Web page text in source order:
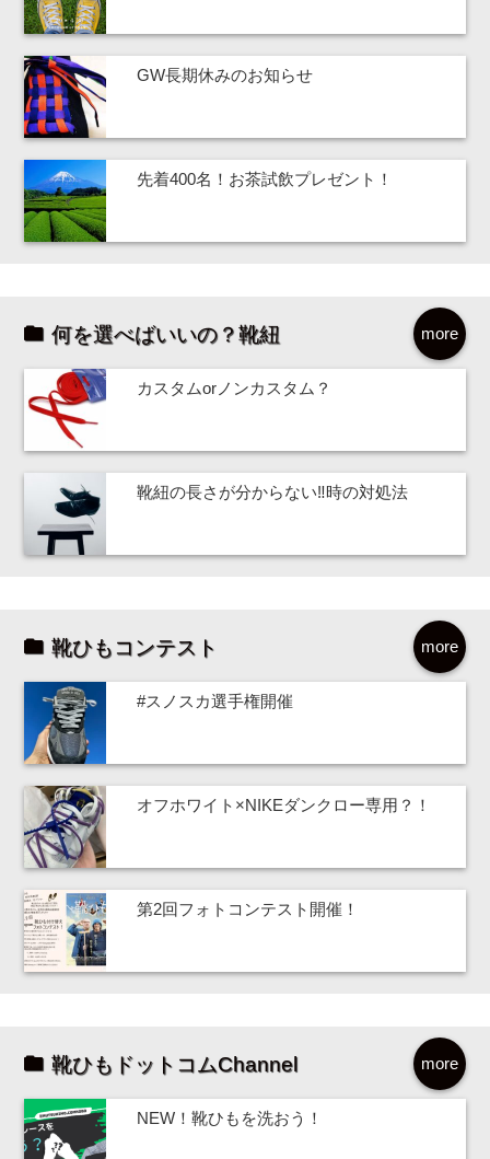
GW長期休みのお知らせ
先着400名！お茶試飲プレゼント！
more
何を選べばいいの？靴紐
カスタムorノンカスタム？
靴紐の長さが分からない‼時の対処法
more
靴ひもコンテスト
#スノスカ選手権開催
オフホワイト×NIKEダンクロー専用？！
第2回フォトコンテスト開催！
more
靴ひもドットコムChannel
NEW！靴ひもを洗おう！